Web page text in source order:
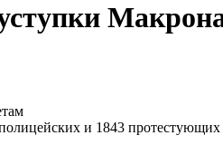
и 1843 протестующих